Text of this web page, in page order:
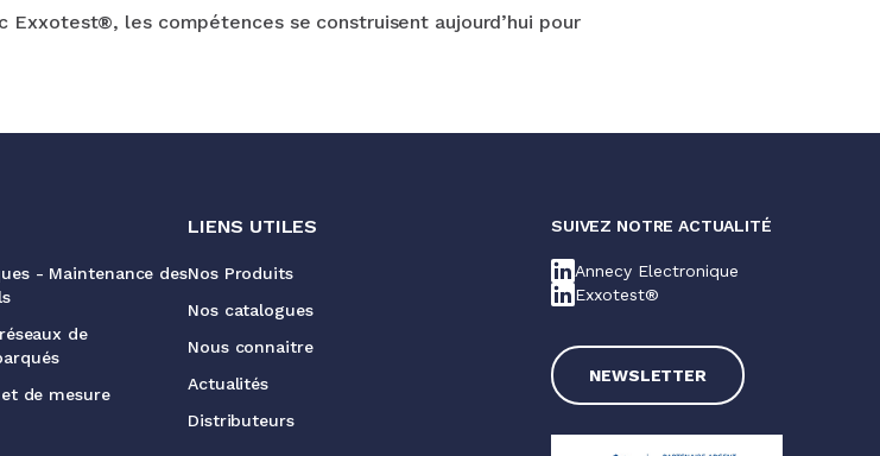
Exxotest®, les compétences se construisent aujourd’hui pour
- Maintenance des
de
de mesure
LIENS UTILES
Nos Produits
Nos catalogues
Nous connaitre
Actualités
Distributeurs
SUIVEZ NOTRE ACTUALITÉ
Annecy Electronique
Exxotest®
NEWSLETTER